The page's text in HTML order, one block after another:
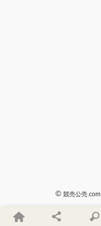
© 競売公売.com